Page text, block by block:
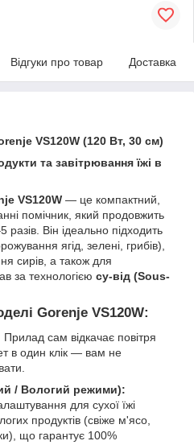
Відгуки про товар Доставка
VS120W (120 Вт, 30 см)
та завітрювання їжі в
VS120W — це компактний,
помічник, який продовжить
разів. Він ідеально підходить
ягід, зелені, грибів),
сирів, а також для
за технологією су-від (Sous-
Gorenje VS120W:
Прилад сам відкачає повітря
в один клік — вам не
/ Вологий режими):
для сухої їжі
продуктів (свіже м'ясо,
що гарантує 100%